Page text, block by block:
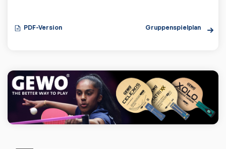
PDF-Version Gruppenspielplan